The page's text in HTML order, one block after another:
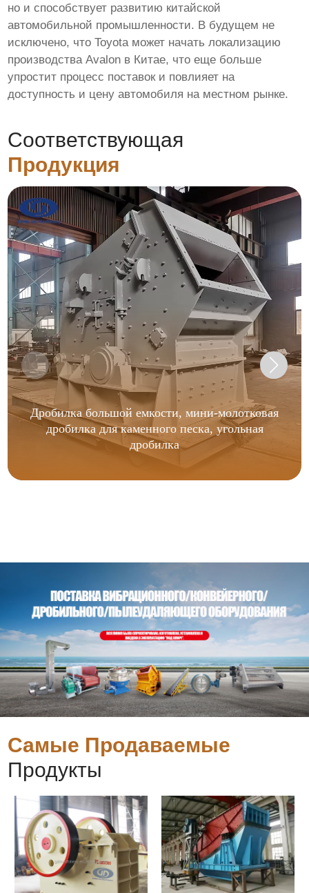
но и способствует развитию китайской
автомобильной промышленности. В будущем не
исключено, что Toyota может начать локализацию
производства Avalon в Китае, что еще больше
упростит процесс поставок и повлияет на
доступность и цену автомобиля на местном рынке.
Соответствующая
Продукция
Дробилка большой емкости, мини-молотковая
дробилка для каменного песка, угольная
дробилка
Самые Продаваемые
Продукты